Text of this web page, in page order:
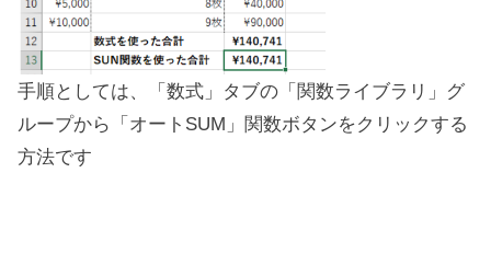
手順としては、「数式」タブの「関数ライブラリ」グ
ループから「オートSUM」関数ボタンをクリックする
方法です